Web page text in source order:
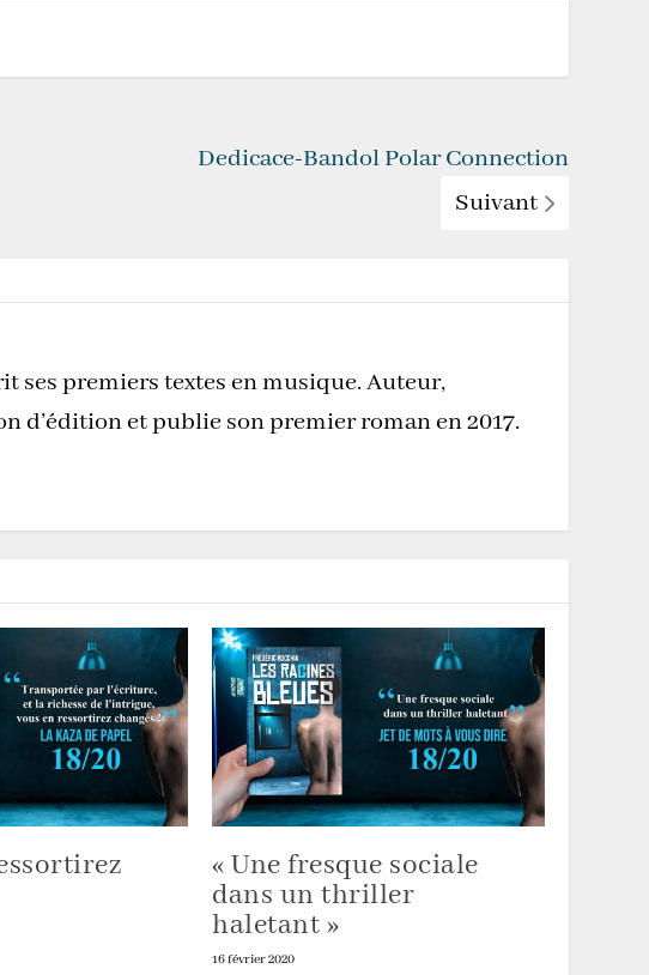
Dedicace-Bandol Polar Connection
Suivant
ses premiers textes en musique. Auteur,
d’édition et publie son premier roman en 2017.
« Une fresque sociale
dans un thriller
haletant »
16 février 2020